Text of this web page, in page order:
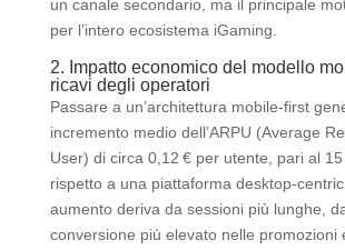
un canale secondario, ma il principale
per l’intero ecosistema iGaming.
2. Impatto economico del modello
ricavi degli operatori
Passare a un’architettura mobile‑first
incremento medio dell’ARPU (Average
User) di circa 0,12 € per utente, pari al 15
rispetto a una piattaforma
aumento deriva da sessioni più lunghe,
conversione più elevato nelle promozioni